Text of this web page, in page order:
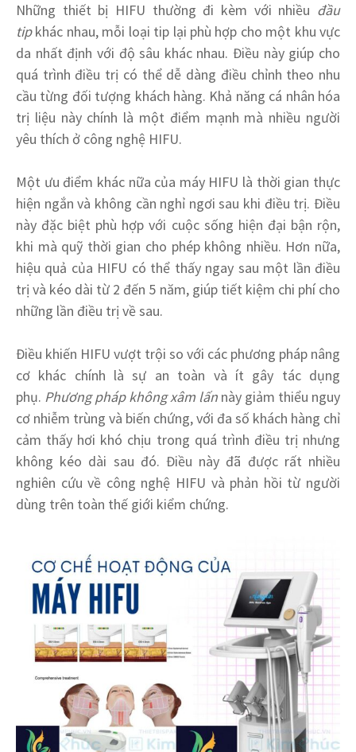
Những thiết bị HIFU thường đi kèm với nhiều đầu
tipkhác nhau, mỗi loại tip lại phù hợp cho một khu vực
da nhất định với độ sâu khác nhau. Điều này giúp cho
quá trình điều trị có thể dễ dàng điều chỉnh theo nhu
cầu từng đối tượng khách hàng. Khả năng cá nhân hóa
trị liệu này chính là một điểm mạnh mà nhiều người
yêu thích ở công nghệ HIFU.
Một ưu điểm khác nữa của máy HIFU là thời gian thực
hiện ngắn và không cần nghỉ ngơi sau khi điều trị. Điều
này đặc biệt phù hợp với cuộc sống hiện đại bận rộn,
khi mà quỹ thời gian cho phép không nhiều. Hơn nữa,
hiệu quả của HIFU có thể thấy ngay sau một lần điều
trị và kéo dài từ 2 đến 5 năm, giúp tiết kiệm chi phí cho
những lần điều trị về sau.
Điều khiến HIFU vượt trội so với các phương pháp nâng
cơ khác chính là sự an toàn và ít gây tác dụng
phụ. Phương pháp không xâm lấn này giảm thiểu nguy
cơ nhiễm trùng và biến chứng, với đa số khách hàng chỉ
cảm thấy hơi khó chịu trong quá trình điều trị nhưng
không kéo dài sau đó. Điều này đã được rất nhiều
nghiên cứu về công nghệ HIFU và phản hồi từ người
dùng trên toàn thế giới kiểm chứng.